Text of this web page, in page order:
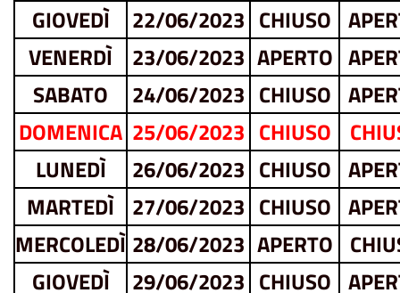
GIOVEDÌ
22/06/2023 CHIUSO
VENERDÌ
23/06/2023 APERTO
SABATO
24/06/2023 CHIUSO
DOMENICA 25/06/2023 CHIUSO
LUNEDÌ
26/06/2023 CHIUSO
MARTEDÌ 27/06/2023 CHIUSO
MERCOLEDÌ 28/06/2023 APERTO
GIOVEDÌ
29/06/2023 CHIUSO